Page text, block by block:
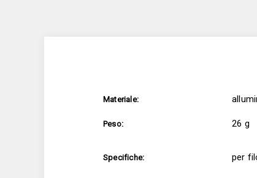
Materiale:
Peso: 26 g
Specifiche: per